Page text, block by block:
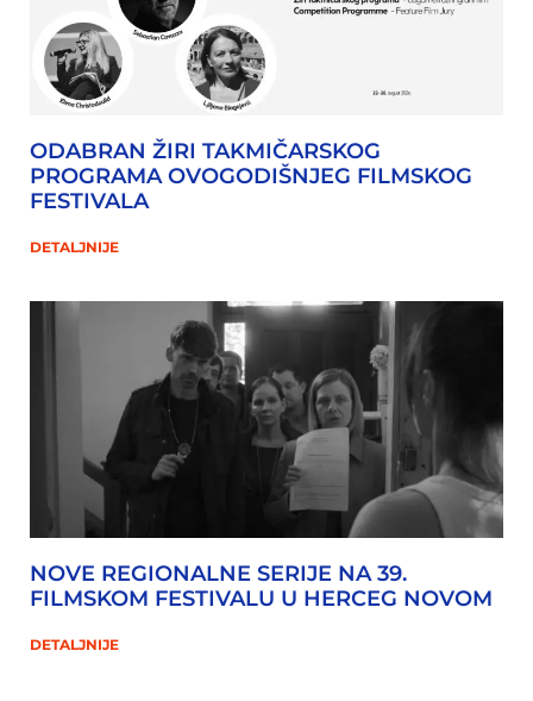
ODABRAN ŽIRI TAKMIČARSKOG
PROGRAMA OVOGODIŠNJEG FILMSKOG
FESTIVALA
DETALJNIJE
NOVE REGIONALNE SERIJE NA 39.
FILMSKOM FESTIVALU U HERCEG NOVOM
DETALJNIJE